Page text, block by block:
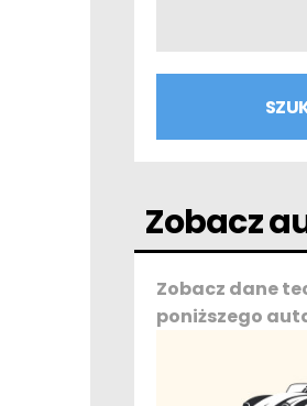
Zobacz
Zobacz dane
poniższego